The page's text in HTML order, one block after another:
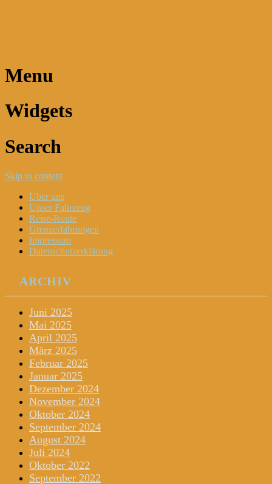
Menu
Widgets
Search
Skip to content
Über uns
Unser Fahrzeug
Reise-Route
Grenzerfahrungen
Impressum
Datenschutzerklärung
ARCHIV
Juni 2025
Mai 2025
April 2025
März 2025
Februar 2025
Januar 2025
Dezember 2024
November 2024
Oktober 2024
September 2024
August 2024
Juli 2024
Oktober 2022
September 2022